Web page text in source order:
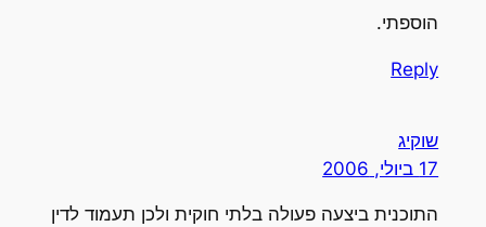
הוספתי.
Reply
שוקיג
17 ביולי, 2006
התוכנית ביצעה פעולה בלתי חוקית ולכן תעמוד לדין